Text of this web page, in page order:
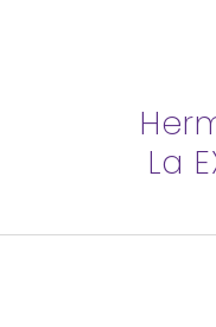
La